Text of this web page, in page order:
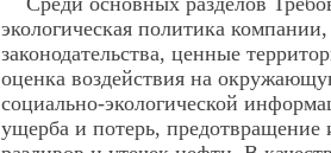
экологическая политика
законодательства, ценные
оценка воздействия на
социально-экологической
ущерба и потерь, предотвращение